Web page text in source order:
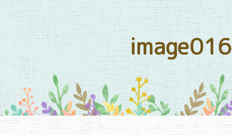
image016